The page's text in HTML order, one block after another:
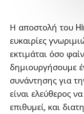
Η αποστολή του
ευκαιρίες
εκτιμάται όσο
δημιουργήσουμε
συνάντησης για
είναι ελεύθερος
επιθυμεί, και